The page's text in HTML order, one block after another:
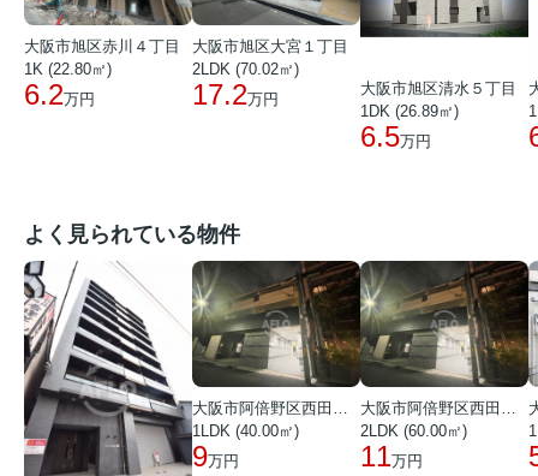
大阪市旭区赤川４丁目
1K (22.80㎡)
6.2万円
大阪市旭区大宮１丁目
2LDK (70.02㎡)
17.2万円
大阪市旭区清水５丁目
1DK (26.89㎡)
6.5万円
よく見られている物件
1LDK (40.00㎡)
9万円
2LDK (60.00㎡)
11万円